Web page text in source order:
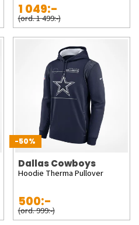
1 049:-
(ord. 1 499:-)
-50%
Dallas Cowboys
Hoodie Therma Pullover
500:-
(ord. 999:-)